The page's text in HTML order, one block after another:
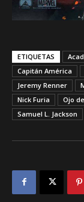
ETIQUETAS
Capitán América
Jeremy Renner
Nick Furia
Ojo
Samuel L. Jackson